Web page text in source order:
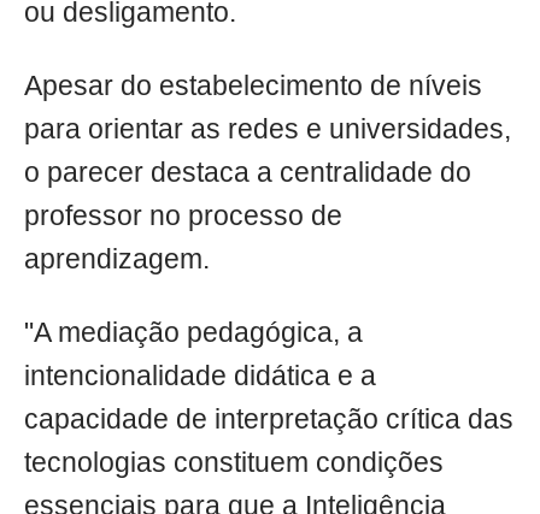
ou desligamento.
Apesar do estabelecimento de níveis
para orientar as redes e universidades,
o parecer destaca a centralidade do
professor no processo de
aprendizagem.
"A mediação pedagógica, a
intencionalidade didática e a
capacidade de interpretação crítica das
tecnologias constituem condições
essenciais para que a Inteligência